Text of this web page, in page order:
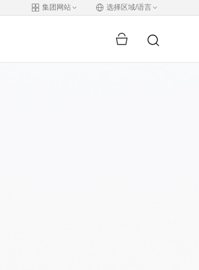
集团网站 选择区域/语言